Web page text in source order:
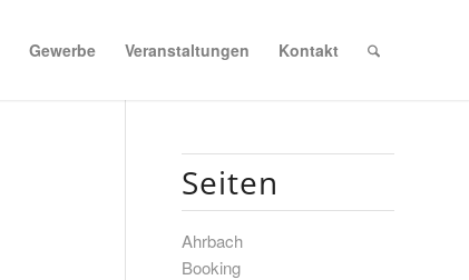
Gewerbe Veranstaltungen Kontakt
Seiten
Ahrbach
Booking